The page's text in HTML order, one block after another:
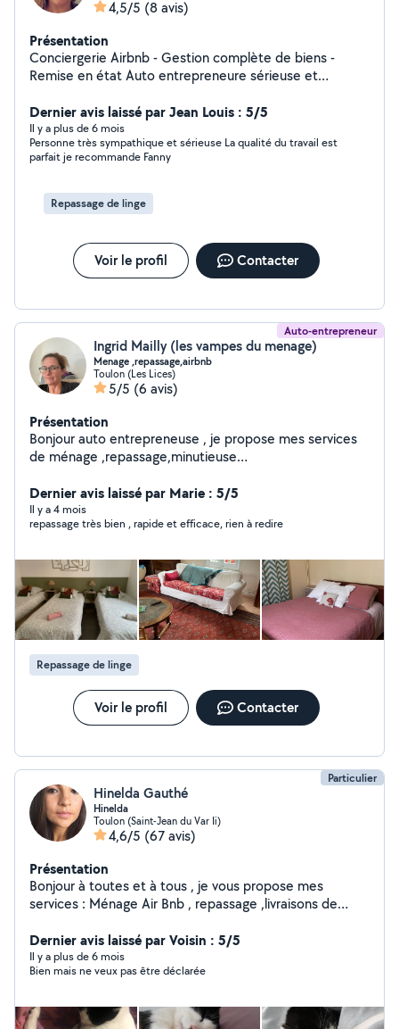
4,5/5 (8 avis)
Présentation
Conciergerie Airbnb - Gestion complète de biens -
Remise en état Auto entrepreneure sérieuse et
dans l'entretien et la valorisation de leurs biens. Je
propose : - Ménage et rotations Airbnb - Gestion du
linge et consommables - Remise en état après travaux
ou départ locataire - Coordination de travaux en
J'interviens via ma structure Clean & Fix pour offrir une
solution complète et un interlocuteur unique. Disponible
Dernier avis laissé par Jean Louis : 5/5
Il y a plus de 6 mois
Personne très sympathique et sérieuse La qualité du travail est
parfait je recommande Fanny
Repassage de linge
Voir le profil Contacter
Auto-entrepreneur
Ingrid Mailly (les vampes du menage)
Menage ,repassage,airbnb
Toulon (Les Lices)
5/5 (6 avis)
Présentation
Bonjour auto entrepreneuse , je propose mes services
de ménage ,repassage,minutieuse
mes clients ,disponible tout les jours même le week
end,CESU accepté
Dernier avis laissé par Marie : 5/5
Il y a 4 mois
repassage très bien , rapide et efficace, rien à redire
Repassage de linge
Voir le profil Contacter
Particulier
Hinelda Gauthé
Hinelda
Toulon (Saint-Jean du Var Ii)
4,6/5 (67 avis)
Présentation
Bonjour à toutes et à tous , je vous propose mes
services : Ménage Air Bnb , repassage ,livraisons de
personne,covoiturage. Au plaisir de vous aider .
Dernier avis laissé par Voisin : 5/5
Il y a plus de 6 mois
Bien mais ne veux pas être déclarée